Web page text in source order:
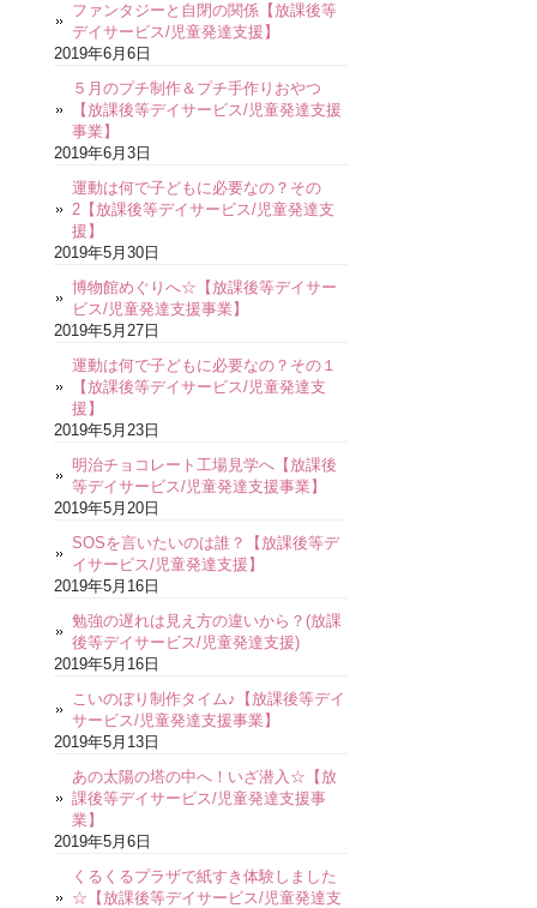
ファンタジーと自閉の関係【放課後等
デイサービス/児童発達支援】
2019年6月6日
５月のプチ制作＆プチ手作りおやつ
【放課後等デイサービス/児童発達支援
事業】
2019年6月3日
運動は何で子どもに必要なの？その
2【放課後等デイサービス/児童発達支
援】
2019年5月30日
博物館めぐりへ☆【放課後等デイサー
ビス/児童発達支援事業】
2019年5月27日
運動は何で子どもに必要なの？その１
【放課後等デイサービス/児童発達支
援】
2019年5月23日
明治チョコレート工場見学へ【放課後
等デイサービス/児童発達支援事業】
2019年5月20日
SOSを言いたいのは誰？【放課後等デ
イサービス/児童発達支援】
2019年5月16日
勉強の遅れは見え方の違いから？(放課
後等デイサービス/児童発達支援)
2019年5月16日
こいのぼり制作タイム♪【放課後等デイ
サービス/児童発達支援事業】
2019年5月13日
あの太陽の塔の中へ！いざ潜入☆【放
課後等デイサービス/児童発達支援事
業】
2019年5月6日
くるくるプラザで紙すき体験しました
☆【放課後等デイサービス/児童発達支